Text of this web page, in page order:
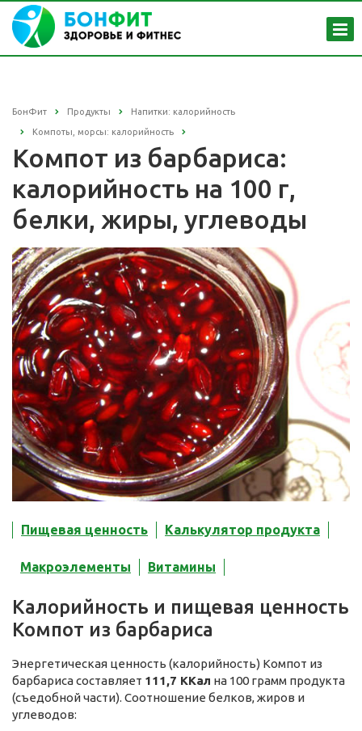
БонФит Продукты Напитки: калорийность
Компоты, морсы: калорийность
Компот из барбариса:
калорийность на 100 г,
белки, жиры, углеводы
Пищевая ценность Калькулятор продукта
Макроэлементы Витамины
Калорийность и пищевая ценность
Компот из барбариса
Энергетическая ценность (калорийность) Компот из
барбариса составляет 111,7 ККал на 100 грамм продукта
(съедобной части). Соотношение белков, жиров и
углеводов: